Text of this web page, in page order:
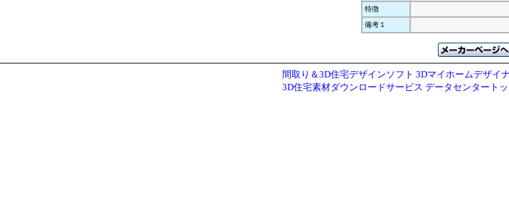
特徴
備考１
間取り＆3D住宅デザインソフト 3Dマイホームデザイ
3D住宅素材ダウンロードサービス データセンタート